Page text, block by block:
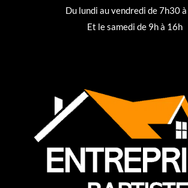
Du lundi au vendredi de 7h30
Et le samedi de 9h à 16h